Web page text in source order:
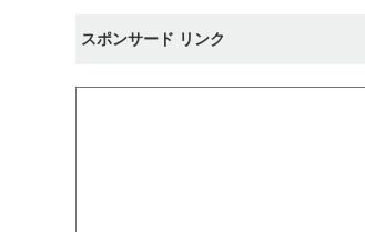
スポンサード リンク